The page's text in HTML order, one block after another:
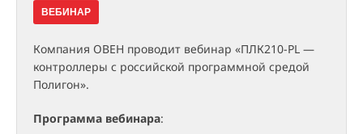
ВЕБИНАР
Компания ОВЕН проводит вебинар «ПЛК210-PL —
контроллеры с российской программной средой
Полигон».
Программа вебинара: